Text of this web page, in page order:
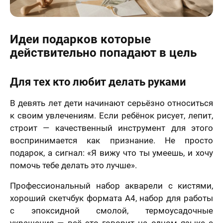
Идеи подарков которые
действительно попадают в цель
Для тех кто любит делать руками
В девять лет дети начинают серьёзно относиться
к своим увлечениям. Если ребёнок рисует, лепит,
строит — качественный инструмент для этого
воспринимается как признание. Не просто
подарок, а сигнал: «Я вижу что ты умеешь, и хочу
помочь тебе делать это лучше».
Профессиональный набор акварели с кистями,
хороший скетчбук формата А4, набор для работы
с эпоксидной смолой, термоусадочные